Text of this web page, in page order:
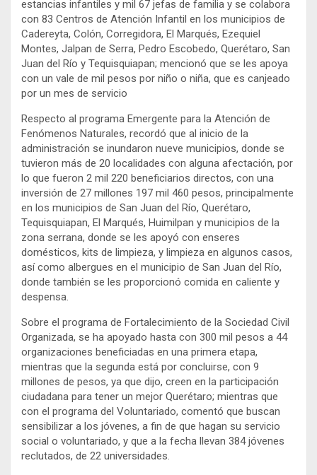
estancias infantiles y mil 67 jefas de familia y se colabora
con 83 Centros de Atención Infantil en los municipios de
Cadereyta, Colón, Corregidora, El Marqués, Ezequiel
Montes, Jalpan de Serra, Pedro Escobedo, Querétaro, San
Juan del Río y Tequisquiapan; mencionó que se les apoya
con un vale de mil pesos por niño o niña, que es canjeado
por un mes de servicio
Respecto al programa Emergente para la Atención de
Fenómenos Naturales, recordó que al inicio de la
administración se inundaron nueve municipios, donde se
tuvieron más de 20 localidades con alguna afectación, por
lo que fueron 2 mil 220 beneficiarios directos, con una
inversión de 27 millones 197 mil 460 pesos, principalmente
en los municipios de San Juan del Río, Querétaro,
Tequisquiapan, El Marqués, Huimilpan y municipios de la
zona serrana, donde se les apoyó con enseres
domésticos, kits de limpieza, y limpieza en algunos casos,
así como albergues en el municipio de San Juan del Río,
donde también se les proporcionó comida en caliente y
despensa.
Sobre el programa de Fortalecimiento de la Sociedad Civil
Organizada, se ha apoyado hasta con 300 mil pesos a 44
organizaciones beneficiadas en una primera etapa,
mientras que la segunda está por concluirse, con 9
millones de pesos, ya que dijo, creen en la participación
ciudadana para tener un mejor Querétaro; mientras que
con el programa del Voluntariado, comentó que buscan
sensibilizar a los jóvenes, a fin de que hagan su servicio
social o voluntariado, y que a la fecha llevan 384 jóvenes
reclutados, de 22 universidades.